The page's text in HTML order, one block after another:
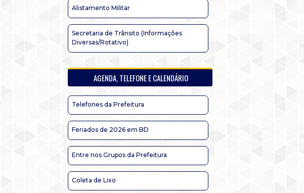
Alistamento Militar
Secretaria de Trânsito (Informações
Diversas/Rotativo)
AGENDA, TELEFONE E CALENDÁRIO
Telefones da Prefeitura
Feriados de 2026 em BD
Entre nos Grupos da Prefeitura
Coleta de Lixo